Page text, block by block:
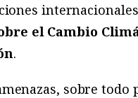
el Cambio
.
sobre todo